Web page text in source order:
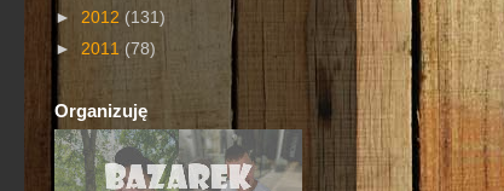
► 2012 (131)
► 2011 (78)
Organizuję